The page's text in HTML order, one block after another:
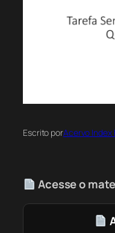
Escrito porAcervo Index
Acesse o